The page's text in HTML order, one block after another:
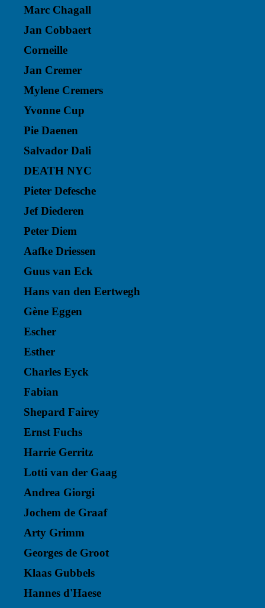
Marc Chagall
Jan Cobbaert
Corneille
Jan Cremer
Mylene Cremers
Yvonne Cup
Pie Daenen
Salvador Dali
DEATH NYC
Pieter Defesche
Jef Diederen
Peter Diem
Aafke Driessen
Guus van Eck
Hans van den Eertwegh
Gène Eggen
Escher
Esther
Charles Eyck
Fabian
Shepard Fairey
Ernst Fuchs
Harrie Gerritz
Lotti van der Gaag
Andrea Giorgi
Jochem de Graaf
Arty Grimm
Georges de Groot
Klaas Gubbels
Hannes d'Haese